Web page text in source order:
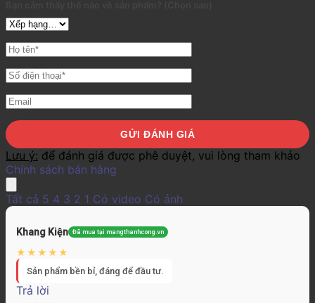
Lưu ý: để đánh giá được phê duyệt, vui lòng tham khảo
Chính sách bán hàng
Tất cả 5 4 3 2 1 Có video Có ảnh
Khang Kiện Đã mua tại mangthanhcong.vn
Sản phẩm bền bỉ, đáng để đầu tư.
Trả lời